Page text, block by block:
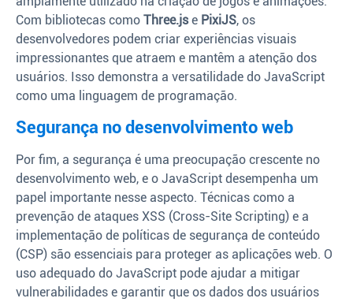
Com bibliotecas como Three.jse PixiJS, os
desenvolvedores podem criar experiências visuais
impressionantes que atraem e mantêm a atenção dos
usuários. Isso demonstra a versatilidade do JavaScript
como uma linguagem de programação.
Segurança no desenvolvimento web
Por fim, a segurança é uma preocupação crescente no
desenvolvimento web, e o JavaScript desempenha um
papel importante nesse aspecto. Técnicas como a
prevenção de ataques XSS (Cross-Site Scripting) e a
implementação de políticas de segurança de conteúdo
(CSP) são essenciais para proteger as aplicações web. O
uso adequado do JavaScript pode ajudar a mitigar
vulnerabilidades e garantir que os dados dos usuários